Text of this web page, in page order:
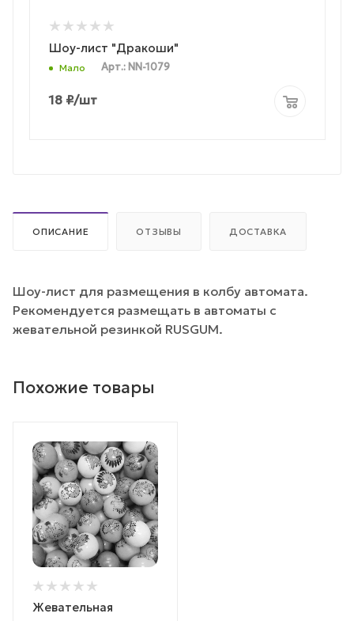
Шоу-лист "Дракоши"
Мало Арт.: NN-1079
18 ₽/шт
ОПИСАНИЕ ОТЗЫВЫ ДОСТАВКА
Шоу-лист для размещения в колбу автомата.
Рекомендуется размещать в автоматы с
жевательной резинкой RUSGUM.
Похожие товары
Жевательная